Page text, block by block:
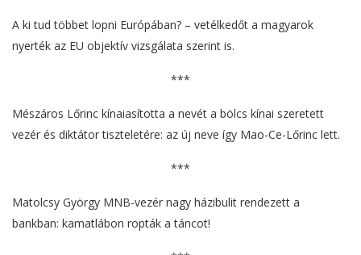
A ki tud többet lopni Európában? – vetélkedőt a magyarok
nyerték az EU objektív vizsgálata szerint is.
***
Mészáros Lőrinc kínaiasította a nevét a bölcs kínai szeretett
vezér és diktátor tiszteletére: az új neve így Mao-Ce-Lőrinc lett.
***
Matolcsy György MNB-vezér nagy házibulit rendezett a
bankban: kamatlábon ropták a táncot!